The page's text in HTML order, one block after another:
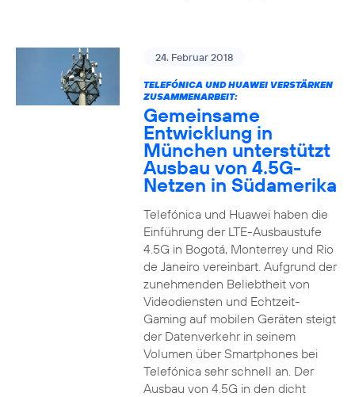
24. Februar 2018
TELEFÓNICA UND HUAWEI VERSTÄRKEN
ZUSAMMENARBEIT:
Gemeinsame
Entwicklung in
München unterstützt
Ausbau von 4.5G-
Netzen in Südamerika
Telefónica und Huawei haben die
Einführung der LTE-Ausbaustufe
4.5G in Bogotá, Monterrey und Rio
de Janeiro vereinbart. Aufgrund der
zunehmenden Beliebtheit von
Videodiensten und Echtzeit-
Gaming auf mobilen Geräten steigt
der Datenverkehr in seinem
Volumen über Smartphones bei
Telefónica sehr schnell an. Der
Ausbau von 4.5G in den dicht